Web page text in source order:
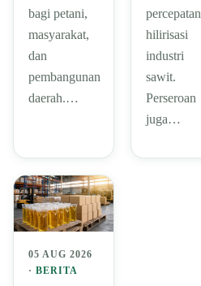
bagi petani,
masyarakat,
dan
pembangunan
daerah.…
percepatan
hilirisasi
industri
sawit.
Perseroan
juga…
05 AUG 2026
· BERITA